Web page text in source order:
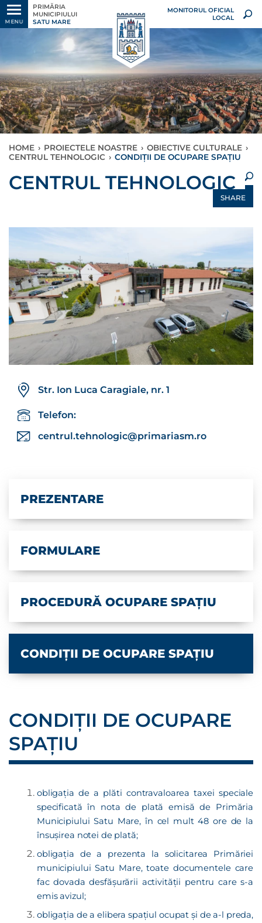
MENU
PRIMĂRIA
MUNICIPIULUI
SATU MARE
MONITORUL OFICIAL
LOCAL
HOME › PROIECTELE NOASTRE › OBIECTIVE CULTURALE ›
CENTRUL TEHNOLOGIC › CONDIȚII DE OCUPARE SPAȚIU
×
CENTRUL TEHNOLOGIC
SHARE
Str. Ion Luca Caragiale, nr. 1
Telefon:
centrul.tehnologic@primariasm.ro
PREZENTARE
FORMULARE
PROCEDURĂ OCUPARE SPAȚIU
CONDIȚII DE OCUPARE SPAȚIU
CONDIȚII DE OCUPARE
SPAȚIU
obligaţia de a plăti contravaloarea taxei speciale
specificată în nota de plată ­emisă de Primăria
Municipiului Satu Mare, în cel mult 48 ore de la
însușirea notei de plată;
obligaţia de a prezenta la solicitarea Primăriei
municipiului Satu Mare, toate ­documentele care
fac dovada desfășurării activității pentru care s-a
emis avizul;
obligaţia de a elibera spaţiul ocupat şi de a-l preda,